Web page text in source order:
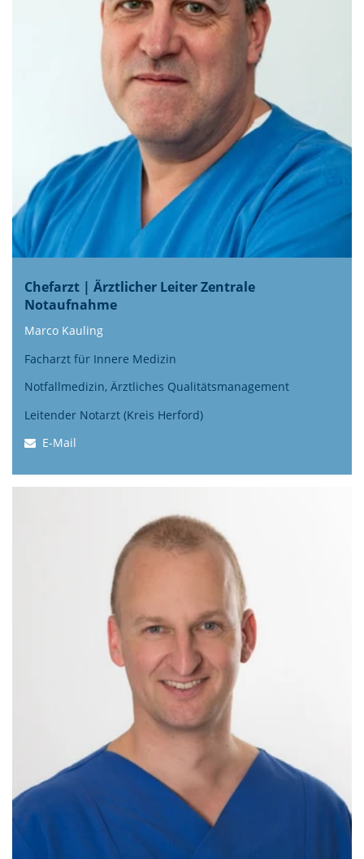
Chefarzt | Ärztlicher Leiter Zentrale
Notaufnahme
Marco Kauling
Facharzt für Innere Medizin
Notfallmedizin, Ärztliches Qualitätsmanagement
Leitender Notarzt (Kreis Herford)
E-Mail